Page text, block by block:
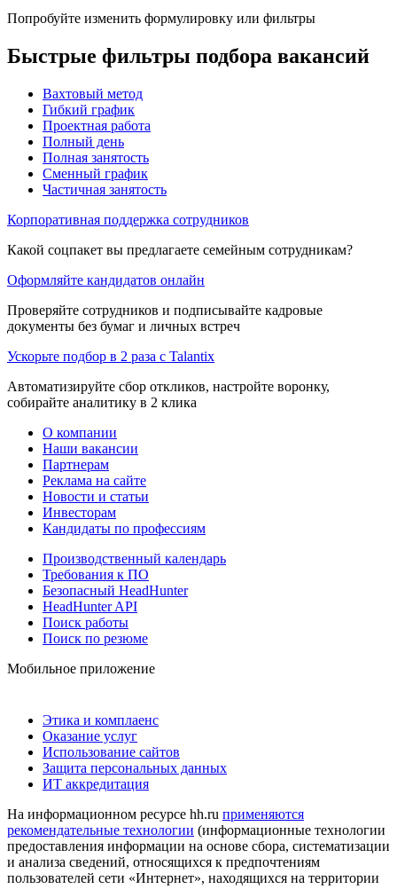
Попробуйте изменить формулировку или фильтры
Быстрые фильтры подбора вакансий
Вахтовый метод
Гибкий график
Проектная работа
Полный день
Полная занятость
Сменный график
Частичная занятость
Корпоративная поддержка сотрудников
Какой соцпакет вы предлагаете семейным сотрудникам?
Оформляйте кандидатов онлайн
Проверяйте сотрудников и подписывайте кадровые
документы без бумаг и личных встреч
Ускорьте подбор в 2 раза с Talantix
Автоматизируйте сбор откликов, настройте воронку,
собирайте аналитику в 2 клика
О компании
Наши вакансии
Партнерам
Реклама на сайте
Новости и статьи
Инвесторам
Кандидаты по профессиям
Производственный календарь
Требования к ПО
Безопасный HeadHunter
HeadHunter API
Поиск работы
Поиск по резюме
Мобильное приложение
Этика и комплаенс
Оказание услуг
Использование сайтов
Защита персональных данных
ИТ аккредитация
На информационном ресурсе hh.ru применяются
рекомендательные технологии (информационные технологии
предоставления информации на основе сбора, систематизации
и анализа сведений, относящихся к предпочтениям
пользователей сети «Интернет», находящихся на территории